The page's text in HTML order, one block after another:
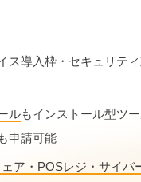
ス導入枠・セキュリテ
ルもインストール型ツ
も申請可能
ア・POSレジ・サイバ